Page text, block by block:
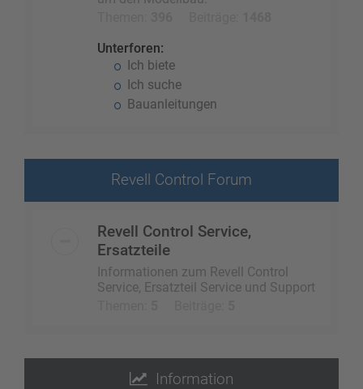
Unterforen:
Ich biete
Ich suche
Bauanleitungen
Revell Control Forum
Revell Control Service,
Ersatzteile
Informationen zum Revell Control
Service, Ersatzteil Service und Support
Information